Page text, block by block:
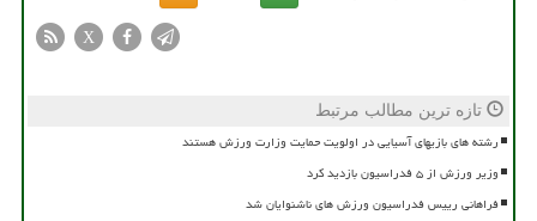
X
تازه ترین مطالب مرتبط
رشته های بازیهای آسیایی در اولویت حمایت وزارت ورزش هستند
وزیر ورزش از ۵ فدراسیون بازدید کرد
فراهانی رییس فدراسیون ورزش های ناشنوایان شد